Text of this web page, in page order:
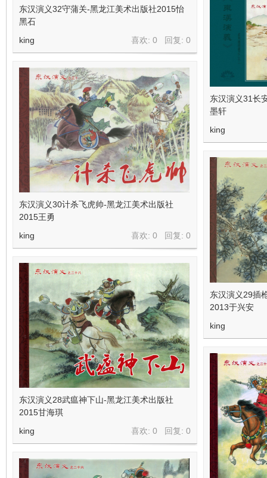
东汉演义32守蒲关-黑龙江美术出版社2015怡
黑石
喜欢: 0 回复: 0
king
东汉演义31长
墨轩
king
东汉演义30计杀飞虎帅-黑龙江美术出版社
2015王勇
喜欢: 0 回复: 0
king
东汉演义29插
2013于兴安
king
东汉演义28武瘟神下山-黑龙江美术出版社
2015甘海琪
喜欢: 0 回复: 0
king